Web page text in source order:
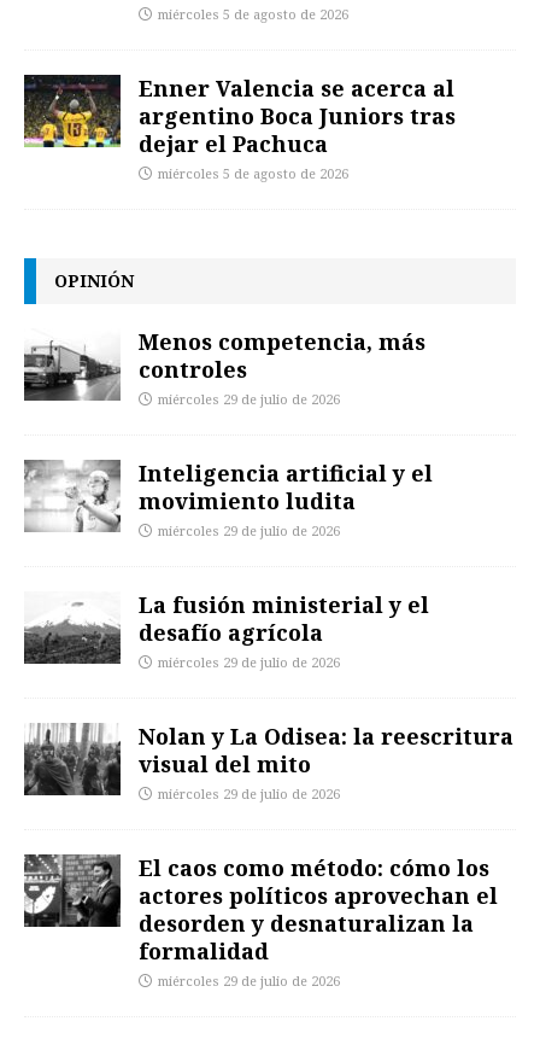
miércoles 5 de agosto de 2026
Enner Valencia se acerca al
argentino Boca Juniors tras
dejar el Pachuca
miércoles 5 de agosto de 2026
OPINIÓN
Menos competencia, más
controles
miércoles 29 de julio de 2026
Inteligencia artificial y el
movimiento ludita
miércoles 29 de julio de 2026
La fusión ministerial y el
desafío agrícola
miércoles 29 de julio de 2026
Nolan y La Odisea: la reescritura
visual del mito
miércoles 29 de julio de 2026
El caos como método: cómo los
actores políticos aprovechan el
desorden y desnaturalizan la
formalidad
miércoles 29 de julio de 2026